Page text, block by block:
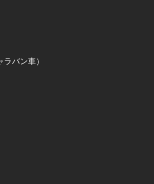
バン車）